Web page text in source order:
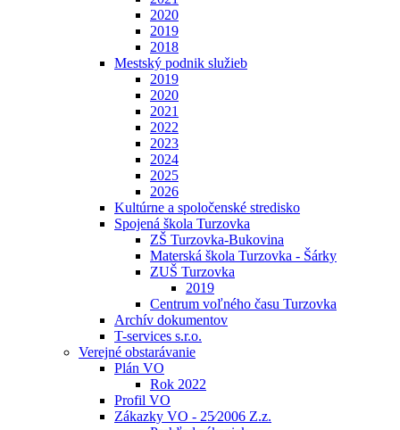
2020
2019
2018
Mestský podnik služieb
2019
2020
2021
2022
2023
2024
2025
2026
Kultúrne a spoločenské stredisko
Spojená škola Turzovka
ZŠ Turzovka-Bukovina
Materská škola Turzovka - Šárky
ZUŠ Turzovka
2019
Centrum voľného času Turzovka
Archív dokumentov
T-services s.r.o.
Verejné obstarávanie
Plán VO
Rok 2022
Profil VO
Zákazky VO - 25⁄2006 Z.z.